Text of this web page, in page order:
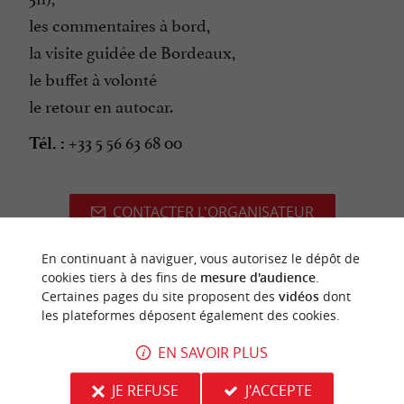
les commentaires à bord,
la visite guidée de Bordeaux,
le buffet à volonté
le retour en autocar.
Tél. : +33 5 56 63 68 00
CONTACTER L'ORGANISATEUR
SITE INTERNET DE L'ÉVÈNEMENT
dernière mise à jour :15/05/2026 à 03:07:47
Source : Sirtaqui Crédit photo :SAS Navires &
En continuant à naviguer, vous autorisez le dépôt de
cookies tiers à des fins de mesure d'audience.
Certaines pages du site proposent des vidéosdont
les plateformes déposent également des cookies.
EN SAVOIR PLUS
JE REFUSE
J'ACCEPTE